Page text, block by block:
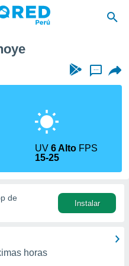
...
UV6 Alto FPS
15-25
de
Instalar
horas